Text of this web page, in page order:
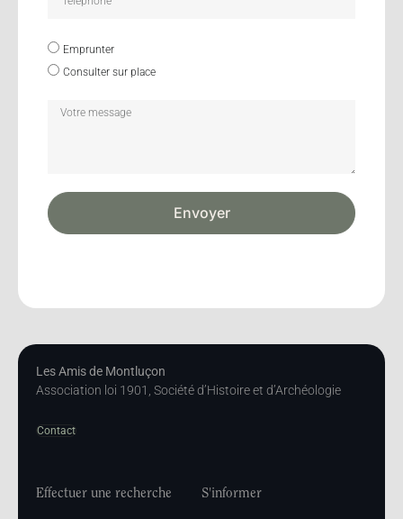
Emprunter
Consulter sur place
Envoyer
Les Amis de Montluçon
Association loi 1901, Société d’Histoire et d’Archéologie
Contact
Effectuer une recherche S'informer